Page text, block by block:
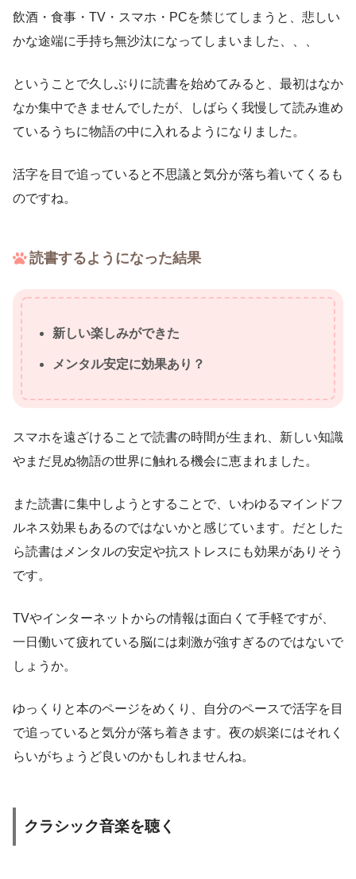
飲酒・食事・TV・スマホ・PCを禁じてしまうと、悲しい
かな途端に手持ち無沙汰になってしまいました、、、
ということで久しぶりに読書を始めてみると、最初はなか
なか集中できませんでしたが、しばらく我慢して読み進め
ているうちに物語の中に入れるようになりました。
活字を目で追っていると不思議と気分が落ち着いてくるも
のですね。
読書するようになった結果
新しい楽しみができた
メンタル安定に効果あり？
スマホを遠ざけることで読書の時間が生まれ、新しい知識
やまだ見ぬ物語の世界に触れる機会に恵まれました。
また読書に集中しようとすることで、いわゆるマインドフ
ルネス効果もあるのではないかと感じています。だとした
ら読書はメンタルの安定や抗ストレスにも効果がありそう
です。
TVやインターネットからの情報は面白くて手軽ですが、
一日働いて疲れている脳には刺激が強すぎるのではないで
しょうか。
ゆっくりと本のページをめくり、自分のペースで活字を目
で追っていると気分が落ち着きます。夜の娯楽にはそれく
らいがちょうど良いのかもしれませんね。
クラシック音楽を聴く